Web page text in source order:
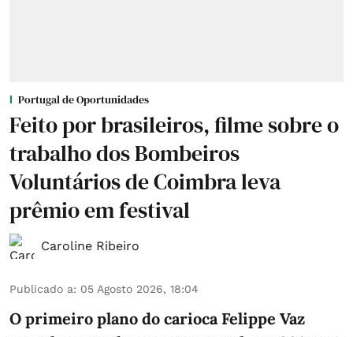
Portugal de Oportunidades
Feito por brasileiros, filme sobre o
trabalho dos Bombeiros
Voluntários de Coimbra leva
prêmio em festival
Caroline Ribeiro
Publicado a: 05 Agosto 2026, 18:04
O primeiro plano do carioca Felippe Vaz